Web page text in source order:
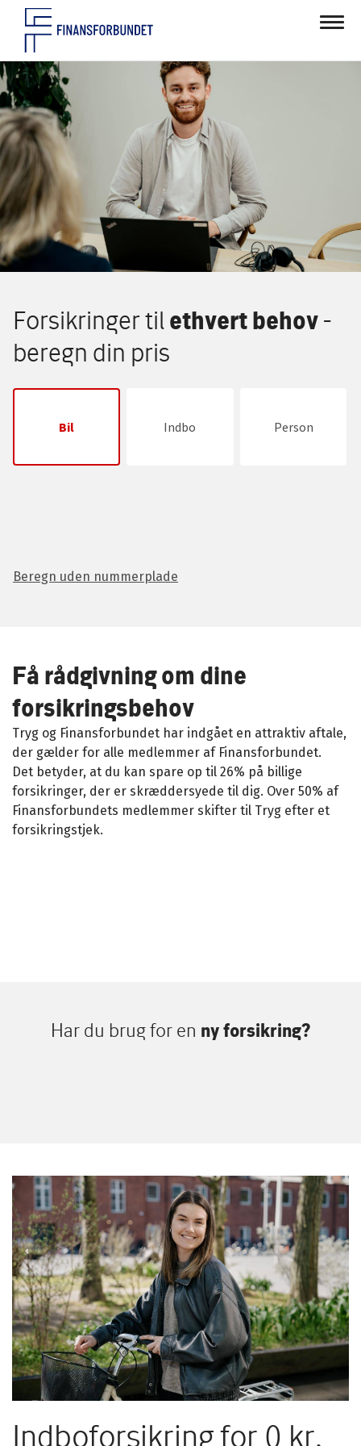
Forsikringer tilethvert behov-
beregn din pris
Bil Indbo Person
Beregn uden nummerplade
Få rådgivning om dine
forsikringsbehov
Tryg og Finansforbundet har indgået en attraktiv aftale,
der gælder for alle medlemmer af Finansforbundet.
Det betyder, at du kan spare op til 26% på billige
forsikringer, der er skræddersyede til dig. Over 50% af
Finansforbundets medlemmer skifter til Tryg efter et
forsikringstjek.
Har du brug for en ny forsikring?
Indboforsikring for 0 kr.